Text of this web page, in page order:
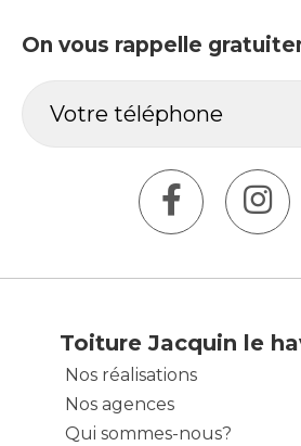
On vous rappelle
Toiture Jacquin le
Nos réalisations
Nos agences
Qui sommes-nous?